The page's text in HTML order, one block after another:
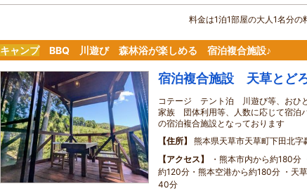
料金は1泊1部屋の大人1名分の
キャンプBBQ 川遊び 森林浴が楽しめる 宿泊複合施設♪
宿泊複合施設 天草とど
コテージ テント泊 川遊び等、お
家族 団体利用等、人数に応じて宿泊
の宿泊複合施設となっております
住所
熊本県天草市天草町下田北字
アクセス
・熊本市内から約180分
約120分・熊本空港から約180分 ・天
40分